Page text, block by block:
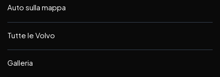
Auto sulla mappa
Tutte le Volvo
Galleria